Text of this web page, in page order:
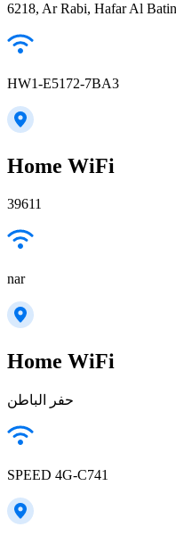
6218, Ar Rabi, Hafar Al
HW1-E5172-7BA3
Home WiFi
39611
nar
Home WiFi
حفر الباطن
SPEED 4G-C741